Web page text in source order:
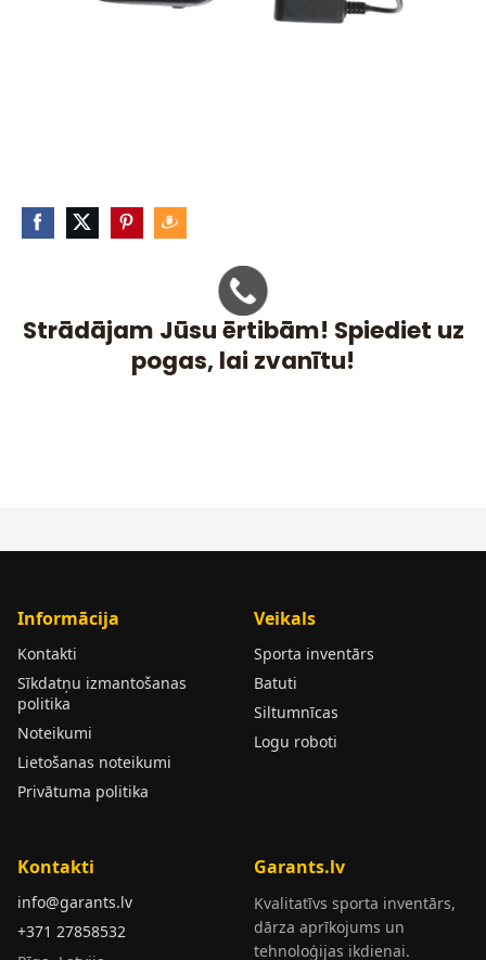
Strādājam Jūsu ērtibām! Spiediet uz
pogas, lai zvanītu!
Informācija
Kontakti
Sīkdatņu izmantošanas
politika
Noteikumi
Lietošanas noteikumi
Privātuma politika
Veikals
Sporta inventārs
Batuti
Siltumnīcas
Logu roboti
Kontakti
info@garants.lv
+371 27858532
Garants.lv
Kvalitatīvs sporta inventārs,
dārza aprīkojums un
tehnoloģijas ikdienai.